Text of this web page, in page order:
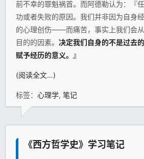
前不幸的罪魁祸首。而阿德勒认为：『
功或者失败的原因。我们并非因为自
的心理创伤——而痛苦，事实上我们会
目的的因素。 决定我们自身的不是过去
赋予经历的意义。』
(阅读全文…)
标签： 心理学, 笔记
《西方哲学史》学习笔记